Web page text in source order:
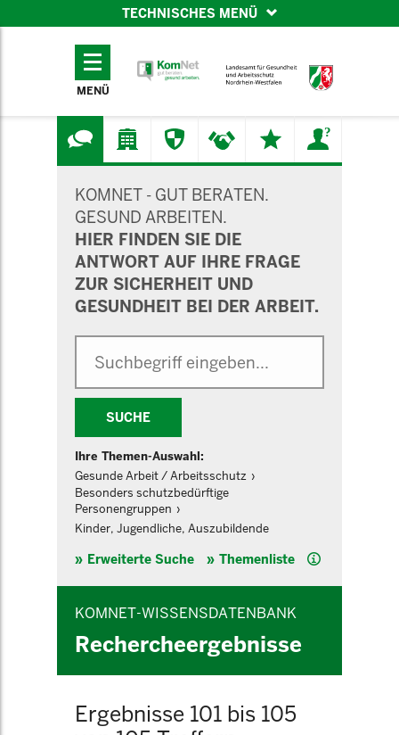
TECHNISCHES MENÜ
TECHNISCHES
MENÜ
KOMNET - GUT BERATEN.
GESUND ARBEITEN.
HIER FINDEN SIE DIE
ANTWORT AUF IHRE FRAGE
ZUR SICHERHEIT UND
GESUNDHEIT BEI DER ARBEIT.
SUCHE
Ihre Themen-Auswahl:
Gesunde Arbeit / Arbeitsschutz
Besonders schutzbedürftige
Personengruppen
Kinder, Jugendliche, Auszubildende
Erweiterte Suche Themenliste Hilfe
KOMNET-WISSENSDATENBANK
Rechercheergebnisse
Ergebnisse 101 bis 105